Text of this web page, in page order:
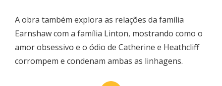
A obra também explora as relações da família
Earnshaw com a família Linton, mostrando como o
amor obsessivo e o ódio de Catherine e Heathcliff
corrompem e condenam ambas as linhagens.